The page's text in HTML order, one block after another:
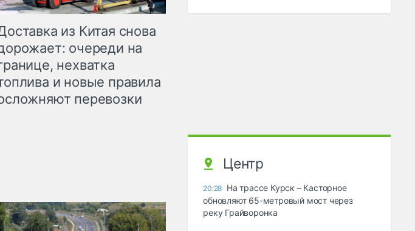
из Китая снова
очереди на
нехватка
и новые правила
перевозки
Центр
20:28 На трассе Курск – Касторное
обновляют 65-метровый мост через
реку Грайворонка